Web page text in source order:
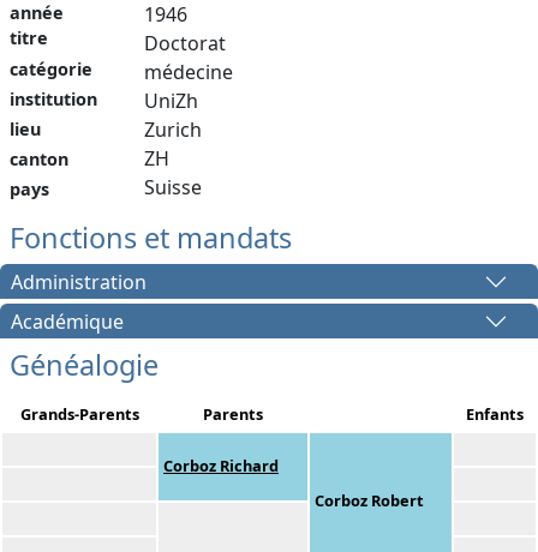
année
titre
catégorie
institution
lieu
canton
pays
1946
Doctorat
médecine
UniZh
Zurich
ZH
Suisse
Fonctions et mandats
Administration
Académique
Généalogie
Grands-Parents Parents Enfants
Corboz Richard
Corboz Robert